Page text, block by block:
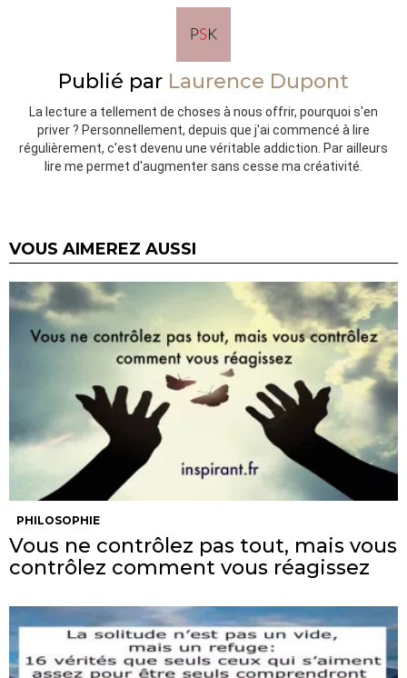
Publié par Laurence Dupont
La lecture a tellement de choses à nous offrir, pourquoi s'en
priver ? Personnellement, depuis que j'ai commencé à lire
régulièrement, c'est devenu une véritable addiction. Par ailleurs
lire me permet d'augmenter sans cesse ma créativité.
VOUS AIMEREZ AUSSI
PHILOSOPHIE
Vous ne contrôlez pas tout, mais vous
contrôlez comment vous réagissez